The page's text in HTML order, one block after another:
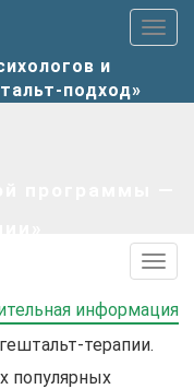
информация
терапии.
популярных